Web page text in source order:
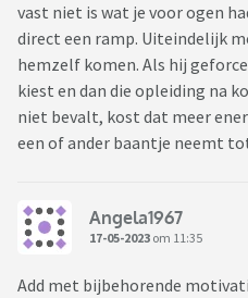
vast niet is wat je voor ogen
direct een ramp. Uiteindelijk
hemzelf komen. Als hij
kiest en dan die opleiding na
niet bevalt, kost dat meer
een of ander baantje neemt
Angela1967
17-05-2023 om 11:35
Add met bijbehorende